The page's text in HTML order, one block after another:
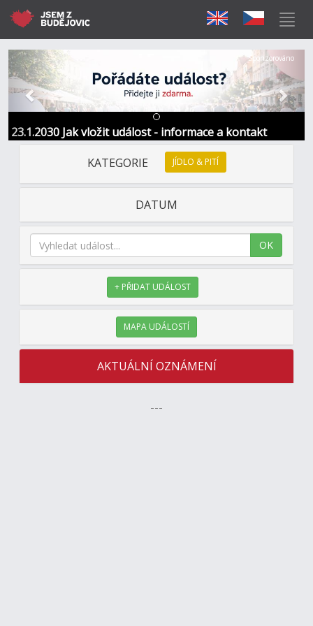
23.1.2030 Jak vložit událost - informace a kontakt
Předchozí Další
Sponzorováno
KATEGORIE JÍDLO & PITÍ
DATUM
OK
+ PŘIDAT UDÁLOST
MAPA UDÁLOSTÍ
AKTUÁLNÍ OZNÁMENÍ
---